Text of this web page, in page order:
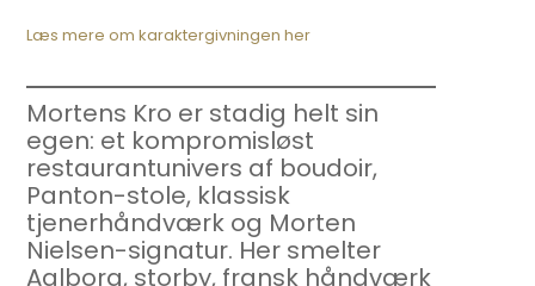
Læs mere om karaktergivningen her
Mortens Kro er stadig helt sin
egen: et kompromisløst
restaurantunivers af boudoir,
Panton-stole, klassisk
tjenerhåndværk og Morten
Nielsen-signatur. Her smelter
Aalborg, storby, fransk håndværk